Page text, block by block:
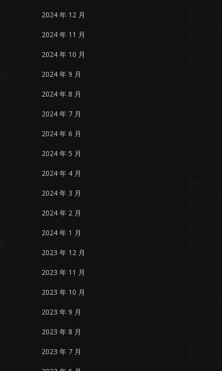
2024 年 12 月
2024 年 11 月
2024 年 10 月
2024 年 9 月
2024 年 8 月
2024 年 7 月
2024 年 6 月
2024 年 5 月
2024 年 4 月
2024 年 3 月
2024 年 2 月
2024 年 1 月
2023 年 12 月
2023 年 11 月
2023 年 10 月
2023 年 9 月
2023 年 8 月
2023 年 7 月